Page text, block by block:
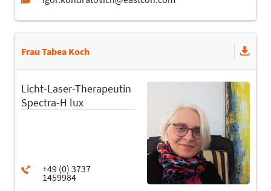
Frau Tabea Koch
Licht-Laser-Therapeutin
Spectra-H lux